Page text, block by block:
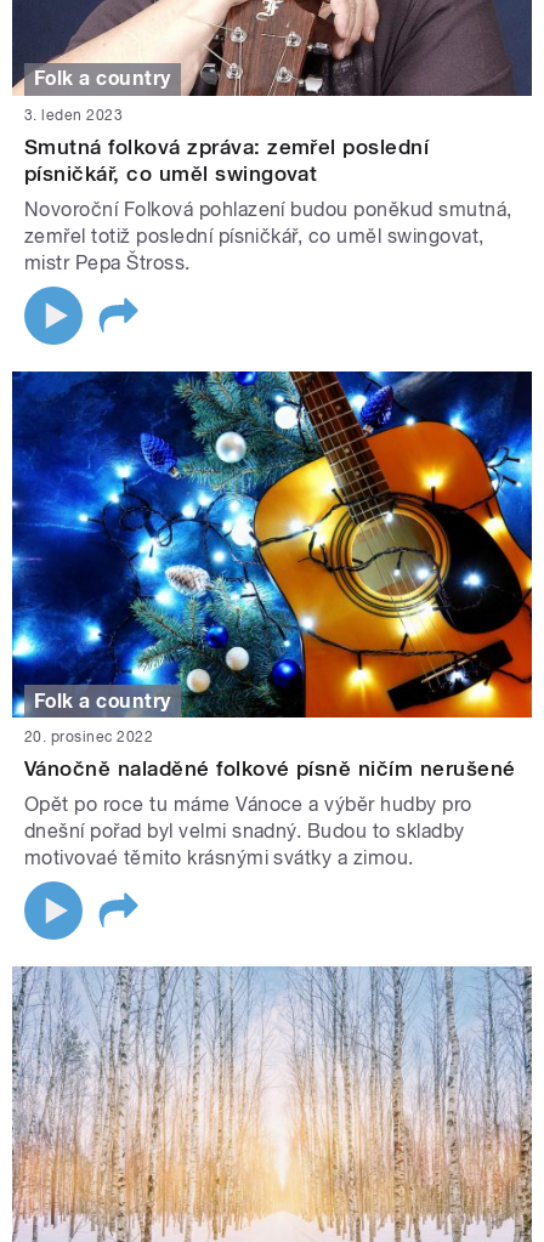
Folk a country
3. leden 2023
Smutná folková zpráva: zemřel poslední
písničkář, co uměl swingovat
Novoroční Folková pohlazení budou poněkud smutná,
zemřel totiž poslední písničkář, co uměl swingovat,
mistr Pepa Štross.
Folk a country
20. prosinec 2022
Vánočně naladěné folkové písně ničím nerušené
Opět po roce tu máme Vánoce a výběr hudby pro
dnešní pořad byl velmi snadný. Budou to skladby
motivovaé těmito krásnými svátky a zimou.